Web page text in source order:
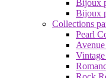
Bijoux
Bijoux
Collections
Pearl